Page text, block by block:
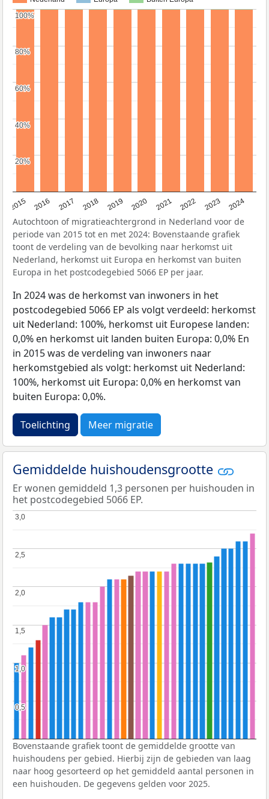
2015 2016 2017 2018 2019 2020 2021 2022 2023 2024
20%
20%
40%
40%
60%
60%
80%
80%
100%
100%
Autochtoon of migratieachtergrond in Nederland voor de
periode van 2015 tot en met 2024: Bovenstaande grafiek
toont de verdeling van de bevolking naar herkomst uit
Nederland, herkomst uit Europa en herkomst van buiten
Europa in het postcodegebied 5066 EP per jaar.
In 2024 was de herkomst van inwoners in het
postcodegebied 5066 EP als volgt verdeeld: herkomst
uit Nederland: 100%, herkomst uit Europese landen:
0,0% en herkomst uit landen buiten Europa: 0,0% En
in 2015 was de verdeling van inwoners naar
herkomstgebied als volgt: herkomst uit Nederland:
100%, herkomst uit Europa: 0,0% en herkomst van
buiten Europa: 0,0%.
Toelichting Meer migratie
Gemiddelde huishoudensgrootte
Er wonen gemiddeld 1,3 personen per huishouden in
het postcodegebied 5066 EP.
0,5
0,5
1,0
1,0
1,5
1,5
2,0
2,0
2,5
2,5
3,0
3,0
Bovenstaande grafiek toont de gemiddelde grootte van
huishoudens per gebied. Hierbij zijn de gebieden van laag
naar hoog gesorteerd op het gemiddeld aantal personen in
een huishouden. De gegevens gelden voor 2025.